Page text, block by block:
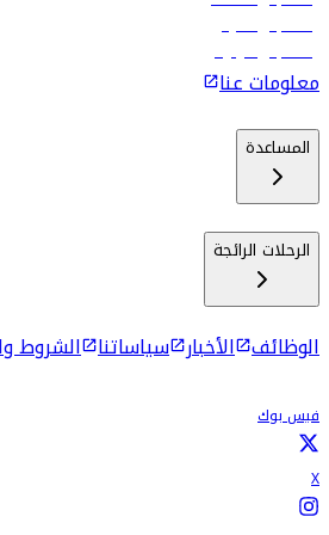
رحلات إلى ماليه
رحلات إلى كولومبو
معلومات عنا
المساعدة
الرحلات الرائجة
الوظائف الأخبار سياساتنا الشروط
فيس بوك
X